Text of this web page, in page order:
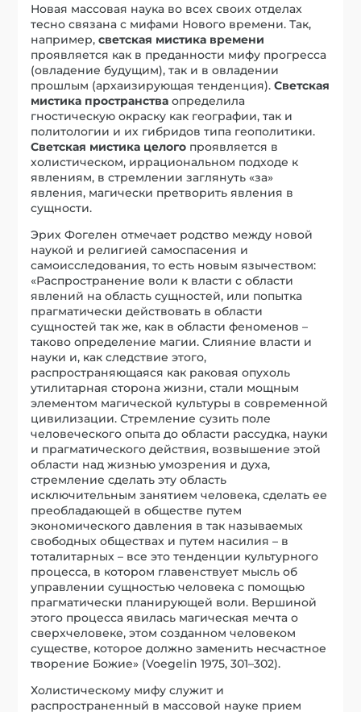
Новая массовая наука во всех своих отделах
тесно связана с мифами Нового времени. Так,
например,светская мистика времени
проявляется как в преданности мифу прогресса
(овладение будущим), так и в овладении
прошлым (архаизирующая тенденция).Светская
мистика пространства определила
гностическую окраску как географии, так и
политологии и их гибридов типа геополитики.
Светская мистика целого проявляется в
холистическом, иррациональном подходе к
явлениям, в стремлении заглянуть «за»
явления, магически претворить явления в
сущности.
Эрих Фогелен отмечает родство между новой
наукой и религией самоспасения и
самоисследования, то есть новым язычеством:
«Распространение воли к власти с области
явлений на область сущностей, или попытка
прагматически действовать в области
сущностей так же, как в области феноменов –
таково определение магии. Слияние власти и
науки и, как следствие этого,
распространяющаяся как раковая опухоль
утилитарная сторона жизни, стали мощным
элементом магической культуры в современной
цивилизации. Стремление сузить поле
человеческого опыта до области рассудка, науки
и прагматического действия, возвышение этой
области над жизнью умозрения и духа,
стремление сделать эту область
исключительным занятием человека, сделать ее
преобладающей в обществе путем
экономического давления в так называемых
свободных обществах и путем насилия – в
тоталитарных – все это тенденции культурного
процесса, в котором главенствует мысль об
управлении сущностью человека с помощью
прагматически планирующей воли. Вершиной
этого процесса явилась магическая мечта о
сверхчеловеке, этом созданном человеком
существе, которое должно заменить несчастное
творение Божие» (Voegelin 1975, 301–302).
Холистическому мифу служит и
распространенный в массовой науке прием